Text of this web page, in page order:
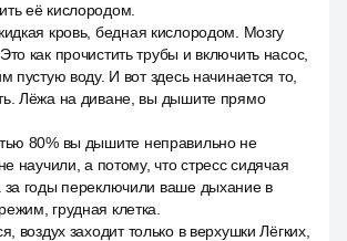
её кислородом.
кровь, бедная кислородом. Мозгу
как прочистить трубы и включить насос,
пустую воду. И вот здесь начинается то,
Лёжа на диване, вы дышите прямо
80% вы дышите неправильно не
научили, а потому, что стресс сидячая
за годы переключили ваше дыхание в
грудная клетка.
воздух заходит только в верхушки Лёгких,